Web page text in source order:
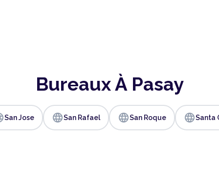
Bureaux À Pasay
San Jose languageSan Rafael languageSan Roque languageSanta